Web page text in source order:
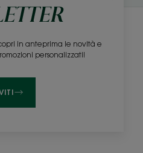
in anteprima le novità e
personalizzati!
i nostri prodotti, le novità